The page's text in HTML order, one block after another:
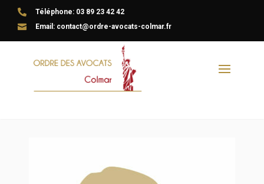
 Téléphone: 03 89 23 42 42
 Email: contact@ordre-avocats-colmar.fr